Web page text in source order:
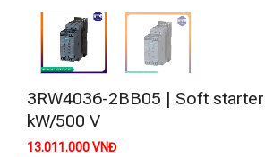
3RW4036-2BB05 | Soft
kW/500 V
13.011.000VNĐ